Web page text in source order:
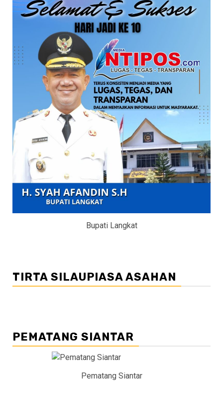
Bupati Langkat
TIRTA SILAUPIASA ASAHAN
PEMATANG SIANTAR
Pematang Siantar